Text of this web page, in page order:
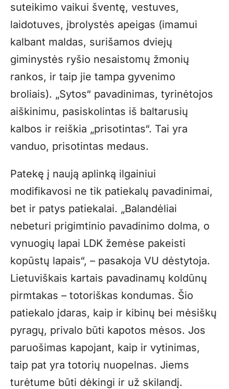
suteikimo vaikui šventę, vestuves,
laidotuves, įbrolystės apeigas (imamui
kalbant maldas, surišamos dviejų
giminystės ryšio nesaistomų žmonių
rankos, ir taip jie tampa gyvenimo
broliais). „Sytos“ pavadinimas, tyrinėtojos
aiškinimu, pasiskolintas iš baltarusių
kalbos ir reiškia „prisotintas“. Tai yra
vanduo, prisotintas medaus.
Patekę į naują aplinką ilgainiui
modifikavosi ne tik patiekalų pavadinimai,
bet ir patys patiekalai. „Balandėliai
nebeturi prigimtinio pavadinimo dolma, o
vynuogių lapai LDK žemėse pakeisti
kopūstų lapais“, – pasakoja VU dėstytoja.
Lietuviškais kartais pavadinamų koldūnų
pirmtakas – totoriškas kondumas. Šio
patiekalo įdaras, kaip ir kibinų bei mėsiškų
pyragų, privalo būti kapotos mėsos. Jos
paruošimas kapojant, kaip ir vytinimas,
taip pat yra totorių nuopelnas. Jiems
turėtume būti dėkingi ir už skilandį.